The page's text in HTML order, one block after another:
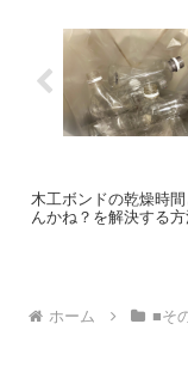
木工ボンドの乾燥時
んかね？を解決する
ホーム ■そ